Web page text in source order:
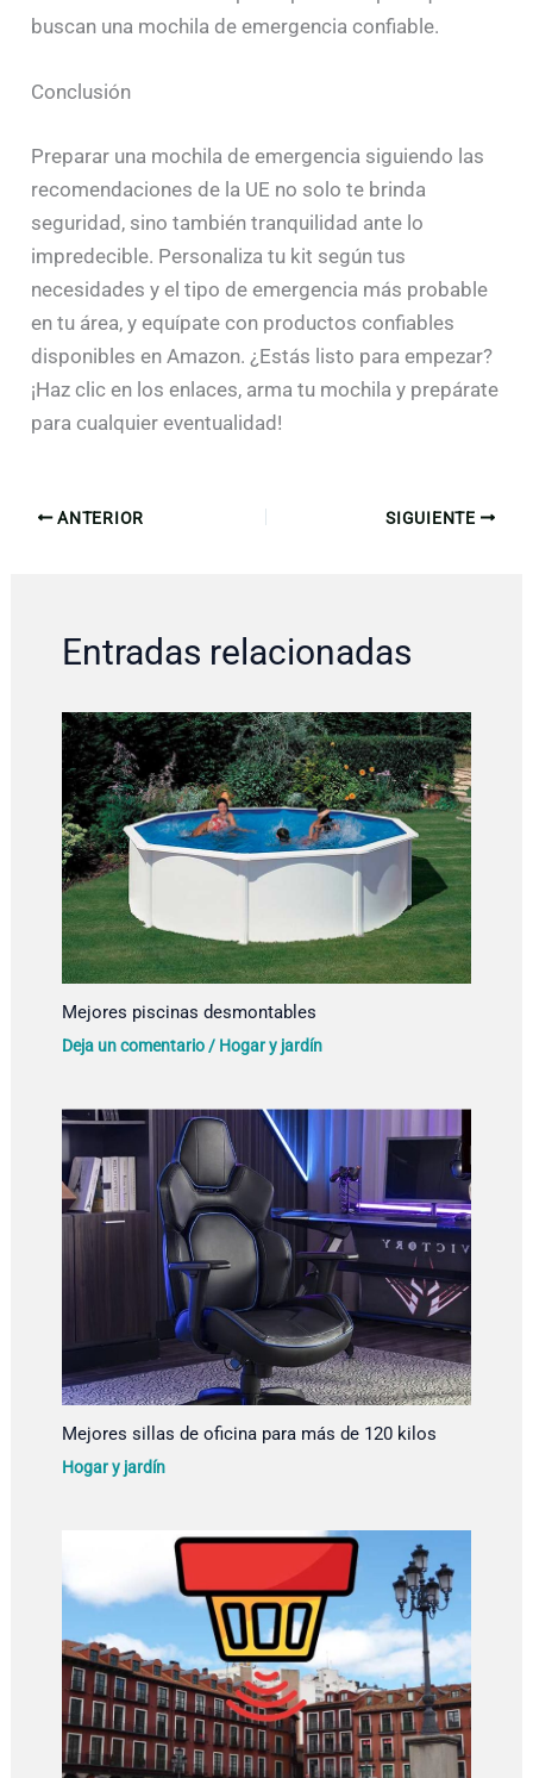
buscan una mochila de emergencia confiable.
Conclusión
Preparar una mochila de emergencia siguiendo las
recomendaciones de la UE no solo te brinda
seguridad, sino también tranquilidad ante lo
impredecible. Personaliza tu kit según tus
necesidades y el tipo de emergencia más probable
en tu área, y equípate con productos confiables
disponibles en Amazon. ¿Estás listo para empezar?
¡Haz clic en los enlaces, arma tu mochila y prepárate
para cualquier eventualidad!
ANTERIOR SIGUIENTE
Entradas relacionadas
Mejores piscinas desmontables
Deja un comentario / Hogar y jardín
Mejores sillas de oficina para más de 120 kilos
Hogar y jardín